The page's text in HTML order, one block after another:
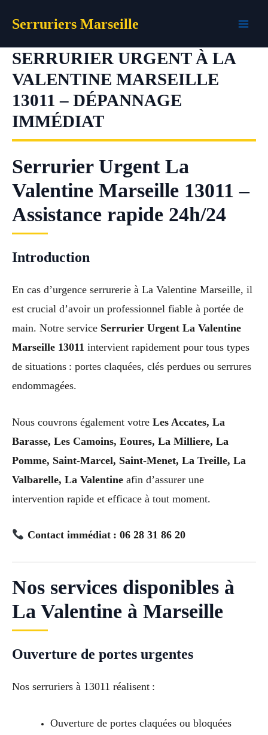
Serruriers Marseille
SERRURIER URGENT À LA
VALENTINE MARSEILLE
13011 – DÉPANNAGE
IMMÉDIAT
Serrurier Urgent La
Valentine Marseille 13011 –
Assistance rapide 24h/24
Introduction
En cas d’urgence serrurerie à La Valentine Marseille, il
est crucial d’avoir un professionnel fiable à portée de
main. Notre service Serrurier Urgent La Valentine
Marseille 13011 intervient rapidement pour tous types
de situations : portes claquées, clés perdues ou serrures
endommagées.
Nous couvrons également votre Les Accates, La
Barasse, Les Camoins, Eoures, La Milliere, La
Pomme, Saint-Marcel, Saint-Menet, La Treille, La
Valbarelle, La Valentine afin d’assurer une
intervention rapide et efficace à tout moment.
Contact immédiat : 06 28 31 86 20
Nos services disponibles à
La Valentine à Marseille
Ouverture de portes urgentes
Nos serruriers à 13011 réalisent :
Ouverture de portes claquées ou bloquées